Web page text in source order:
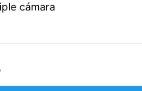
cámara